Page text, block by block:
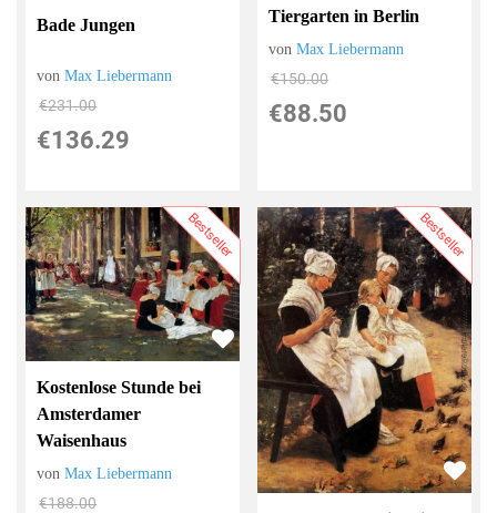
Bade Jungen
vonMax Liebermann
€231.00
€136.29
Tiergarten in Berlin
vonMax Liebermann
€150.00
€88.50
Bestseller
Kostenlose Stunde bei
Amsterdamer
Waisenhaus
vonMax Liebermann
€188.00
Bestseller